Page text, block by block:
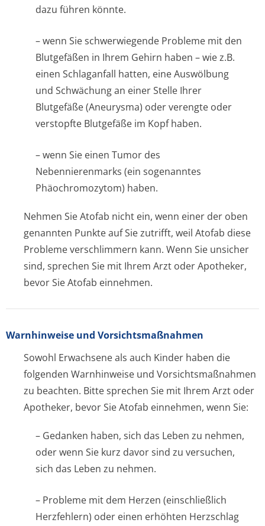
dazu führen könnte.
– wenn Sie schwerwiegende Probleme mit den
Blutgefäßen in Ihrem Gehirn haben – wie z.B.
einen Schlaganfall hatten, eine Auswölbung
und Schwächung an einer Stelle Ihrer
Blutgefäße (Aneurysma) oder verengte oder
verstopfte Blutgefäße im Kopf haben.
– wenn Sie einen Tumor des
Nebennierenmarks (ein sogenanntes
Phäochromozytom) ha­ben.
Nehmen Sie Atofab nicht ein, wenn einer der oben
genannten Punkte auf Sie zutrifft, weil Atofab diese
Probleme verschlimmern kann. Wenn Sie unsicher
sind, sprechen Sie mit Ihrem Arzt oder Apotheker,
bevor Sie Atofab einnehmen.
Warnhinweise und Vorsichtsmaßnahmen
Sowohl Erwachsene als auch Kinder haben die
folgenden Warnhinweise und Vorsichtsmaßnahmen
zu beachten. Bitte sprechen Sie mit Ihrem Arzt oder
Apotheker, bevor Sie Atofab einnehmen, wenn Sie:
– Gedanken haben, sich das Leben zu nehmen,
oder wenn Sie kurz davor sind zu versuchen,
sich das Leben zu nehmen.
– Probleme mit dem Herzen (einschließlich
Herzfehlern) oder einen erhöhten Herzschlag